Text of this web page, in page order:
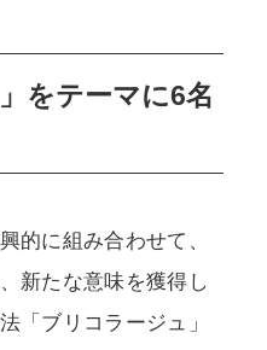
をテーマに6名
的に組み合わせて、
新たな意味を獲得し
「ブリコラージュ」